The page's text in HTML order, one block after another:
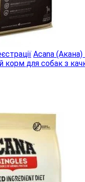
Acana (Акана)
корм для собак з